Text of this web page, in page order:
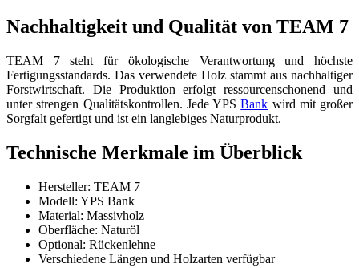
Nachhaltigkeit und Qualität von TEAM 7
TEAM 7 steht für ökologische Verantwortung und höchste
Fertigungsstandards. Das verwendete Holz stammt aus nachhaltiger
Forstwirtschaft. Die Produktion erfolgt ressourcenschonend und
unter strengen Qualitätskontrollen. Jede YPSBank wird mit großer
Sorgfalt gefertigt und ist ein langlebiges Naturprodukt.
Technische Merkmale im Überblick
Hersteller: TEAM 7
Modell: YPS Bank
Material: Massivholz
Oberfläche: Naturöl
Optional: Rückenlehne
Verschiedene Längen und Holzarten verfügbar